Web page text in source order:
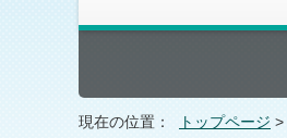
現在の位置： トップページ >